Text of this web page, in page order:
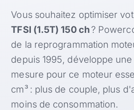
Vous souhaitez optimiser
TFSI (1.5T) 150 ch?
de la reprogrammation
depuis 1995, développe
mesure pour ce moteur
cm³ : plus de couple, plus
moins de consommation.